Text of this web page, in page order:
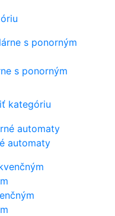
s ponorným
kategóriu
automaty